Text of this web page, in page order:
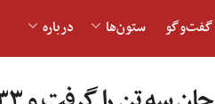
گفت‌و‎گو ستون‌ها درباره